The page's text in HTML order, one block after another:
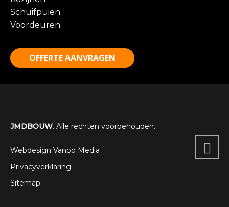
Schuifpuien
Voordeuren
OFFERTE AANVRAGEN
JMDBOUW. Alle rechten voorbehouden.
Webdesign Vanoo Media
Privacyverklaring
Sitemap